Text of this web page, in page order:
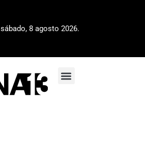
sábado, 8 agosto 2026.